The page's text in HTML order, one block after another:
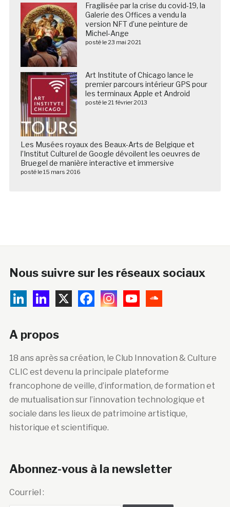
Fragilisée par la crise du covid-19, la
Galerie des Offices a vendu la
version NFT d’une peinture de
Michel-Ange
posté le 23 mai 2021
Art Institute of Chicago lance le
premier parcours intérieur GPS pour
les terminaux Apple et Android
posté le 21 février 2013
Les Musées royaux des Beaux-Arts de Belgique et
l’Institut Culturel de Google dévoilent les oeuvres de
Bruegel de manière interactive et immersive
posté le 15 mars 2016
Nous suivre sur les réseaux sociaux
A propos
18 ans après sa création, le Club Innovation & Culture
CLIC est devenu la principale plateforme
francophone de veille, d’information, de formation et
de mutualisation sur l’innovation technologique et
sociale dans les lieux de patrimoine artistique,
historique et scientifique.
Abonnez-vous à la newsletter
Courriel :